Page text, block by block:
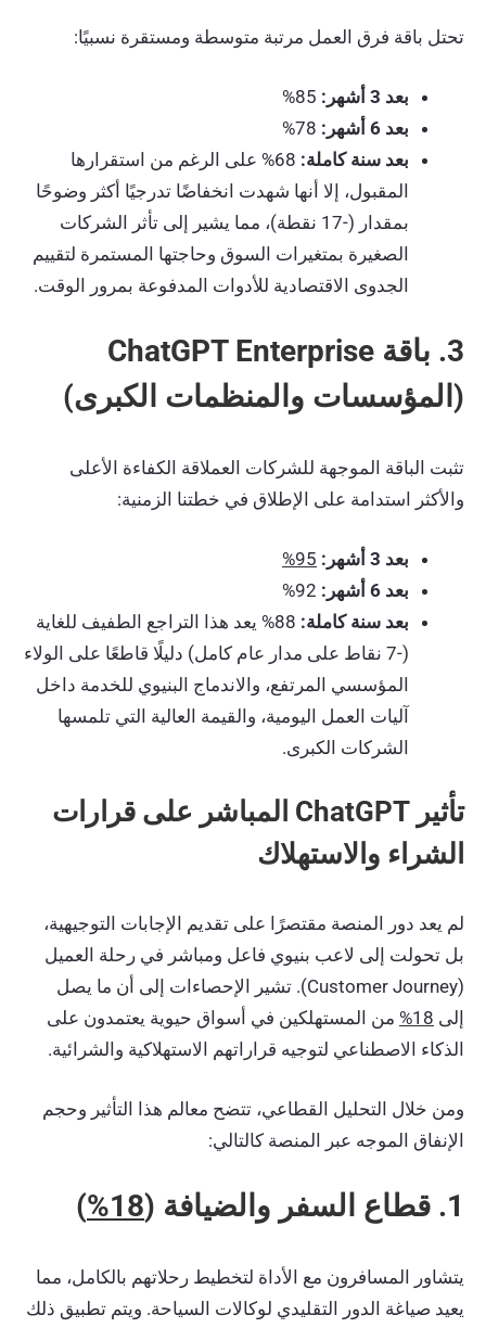
تحتل باقة فرق العمل مرتبة متوسطة ومستقرة نسبيًا:
بعد 3 أشهر:
بعد 6 أشهر:
بعد سنة كاملة:
68% على الرغم من استقرارها
المقبول، إلا أنها شهدت انخفاضًا تدرجيًا أكثر وضوحًا
بمقدار (-17 نقطة)، مما يشير إلى تأثر الشركات
الصغيرة بمتغيرات السوق وحاجتها المستمرة لتقييم
الجدوى الاقتصادية للأدوات المدفوعة بمرور الوقت.
3. باقة ChatGPT Enterprise
(المؤسسات والمنظمات الكبرى)
تثبت الباقة الموجهة للشركات العملاقة الكفاءة الأعلى
والأكثر استدامة على الإطلاق في خطتنا الزمنية:
بعد 3 أشهر:
95%
بعد 6 أشهر:
بعد سنة كاملة:
88% يعد هذا التراجع الطفيف للغاية
(-7 نقاط على مدار عام كامل) دليلًا قاطعًا على الولاء
المؤسسي المرتفع، والاندماج البنيوي للخدمة داخل
آليات العمل اليومية، والقيمة العالية التي تلمسها
الشركات الكبرى.
تأثير ChatGPT المباشر على قرارات
الشراء والاستهلاك
لم يعد دور المنصة مقتصرًا على تقديم الإجابات التوجيهية،
بل تحولت إلى لاعب بنيوي فاعل ومباشر في رحلة العميل
(Customer Journey). تشير الإحصاءات إلى أن ما يصل
إلى 18%
من المستهلكين في أسواق حيوية يعتمدون على
الذكاء الاصطناعي لتوجيه قراراتهم الاستهلاكية والشرائية.
ومن خلال التحليل القطاعي، تتضح معالم هذا التأثير وحجم
الإنفاق الموجه عبر المنصة كالتالي:
1. قطاع السفر والضيافة ( 18%
)
يتشاور المسافرون مع الأداة لتخطيط رحلاتهم بالكامل، مما
يعيد صياغة الدور التقليدي لوكالات السياحة. ويتم تطبيق ذلك